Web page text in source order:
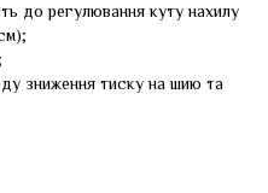
до регулювання куту нахилу
зниження тиску на шию та